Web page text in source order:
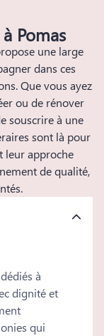
Pomas
une large
dans ces
Que vous ayez
ou de rénover
souscrire à une
sont là pour
leur approche
de qualité,
à
dignité et
qui